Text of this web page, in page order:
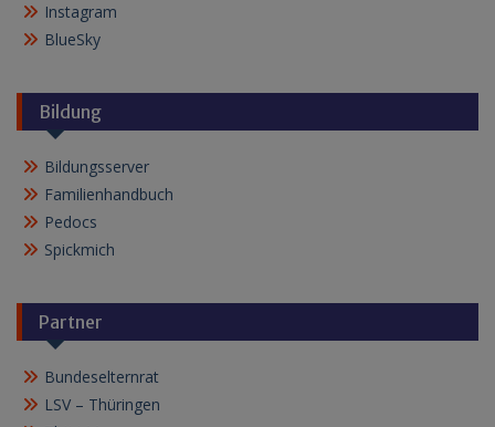
Instagram
BlueSky
Bildung
Bildungsserver
Familienhandbuch
Pedocs
Spickmich
Partner
Bundeselternrat
LSV – Thüringen